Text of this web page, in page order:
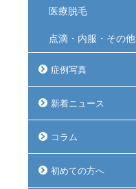
医療脱毛
点滴・内服・その他
症例写真
新着ニュース
コラム
初めての方へ